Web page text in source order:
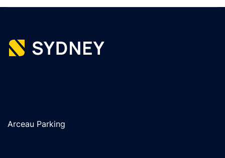
Arceau Parking